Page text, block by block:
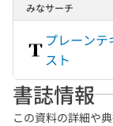
みなサーチ
プレーンテ
スト
書誌情報
この資料の詳細や